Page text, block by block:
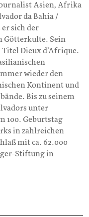
Asien, Afrika
da Bahia /
sich der
Götterkulte. Sein
Dieux d’Afrique.
wieder den
Kontinent und
Bis zu seinem
unter
100. Geburtstag
in zahlreichen
mit ca. 62.000
Stiftung in